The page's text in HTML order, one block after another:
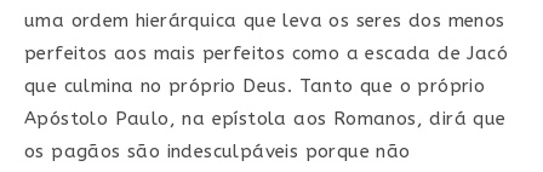
uma ordem hierárquica que leva os seres dos menos
perfeitos aos mais perfeitos como a escada de Jacó
que culmina no próprio Deus. Tanto que o próprio
Apóstolo Paulo, na epístola aos Romanos, dirá que
os pagãos são indesculpáveis porque não